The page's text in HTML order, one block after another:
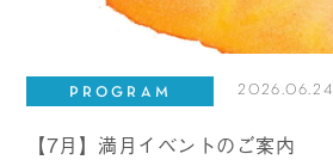
PROGRAM 2026.06.24
【7月】満月イベントのご案内